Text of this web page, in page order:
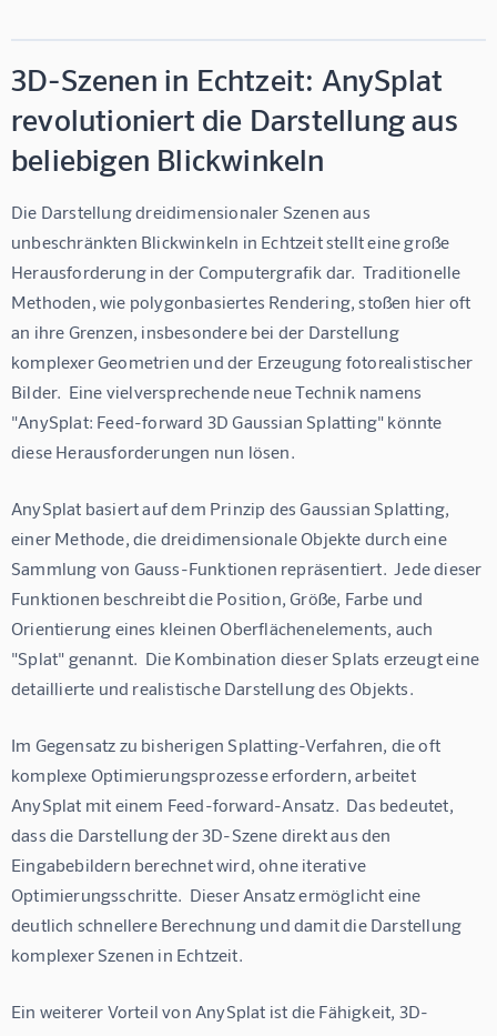
3D-Szenen in Echtzeit: AnySplat
revolutioniert die Darstellung aus
beliebigen Blickwinkeln
Die Darstellung dreidimensionaler Szenen aus
unbeschränkten Blickwinkeln in Echtzeit stellt eine große
Herausforderung in der Computergrafik dar.  Traditionelle
Methoden, wie polygonbasiertes Rendering, stoßen hier oft
an ihre Grenzen, insbesondere bei der Darstellung
komplexer Geometrien und der Erzeugung fotorealistischer
Bilder.  Eine vielversprechende neue Technik namens
"AnySplat: Feed-forward 3D Gaussian Splatting" könnte
diese Herausforderungen nun lösen.
AnySplat basiert auf dem Prinzip des Gaussian Splatting,
einer Methode, die dreidimensionale Objekte durch eine
Sammlung von Gauss-Funktionen repräsentiert.  Jede dieser
Funktionen beschreibt die Position, Größe, Farbe und
Orientierung eines kleinen Oberflächenelements, auch
"Splat" genannt.  Die Kombination dieser Splats erzeugt eine
detaillierte und realistische Darstellung des Objekts.
Im Gegensatz zu bisherigen Splatting-Verfahren, die oft
komplexe Optimierungsprozesse erfordern, arbeitet
AnySplat mit einem Feed-forward-Ansatz.  Das bedeutet,
dass die Darstellung der 3D-Szene direkt aus den
Eingabebildern berechnet wird, ohne iterative
Optimierungsschritte.  Dieser Ansatz ermöglicht eine
deutlich schnellere Berechnung und damit die Darstellung
komplexer Szenen in Echtzeit.
Ein weiterer Vorteil von AnySplat ist die Fähigkeit, 3D-